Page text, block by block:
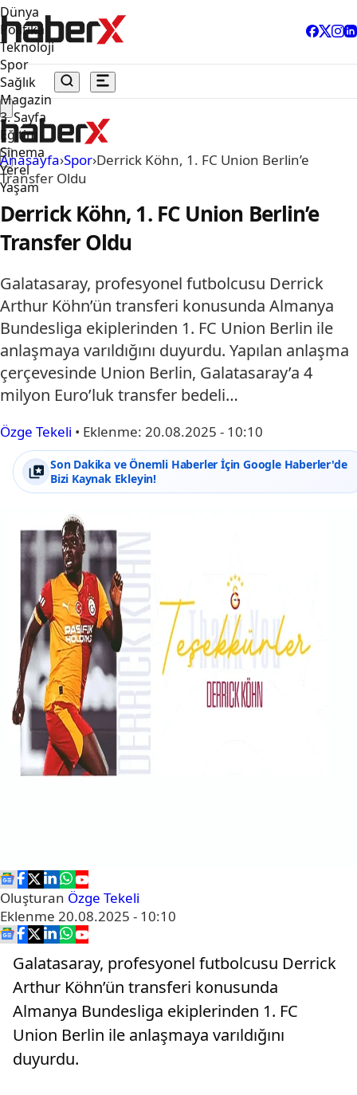
Dünya
Politika
Teknoloji
Spor
Sağlık
Magazin
3. Sayfa
Eğitim
Sinema
Yerel
Yaşam
Anasayfa›Spor›Derrick Köhn, 1. FC Union Berlin’e
Transfer Oldu
Derrick Köhn, 1. FC Union Berlin’e
Transfer Oldu
Galatasaray, profesyonel futbolcusu Derrick
Arthur Köhn’ün transferi konusunda Almanya
Bundesliga ekiplerinden 1. FC Union Berlin ile
anlaşmaya varıldığını duyurdu. Yapılan anlaşma
çerçevesinde Union Berlin, Galatasaray’a 4
milyon Euro’luk transfer bedeli…
Özge Tekeli • Eklenme: 20.08.2025 - 10:10
Son Dakika ve Önemli Haberler İçin Google Haberler'de
Bizi Kaynak Ekleyin!
Oluşturan Özge Tekeli
Eklenme 20.08.2025 - 10:10
Galatasaray, profesyonel futbolcusu Derrick
Arthur Köhn’ün transferi konusunda
Almanya Bundesliga ekiplerinden 1. FC
Union Berlin ile anlaşmaya varıldığını
duyurdu.